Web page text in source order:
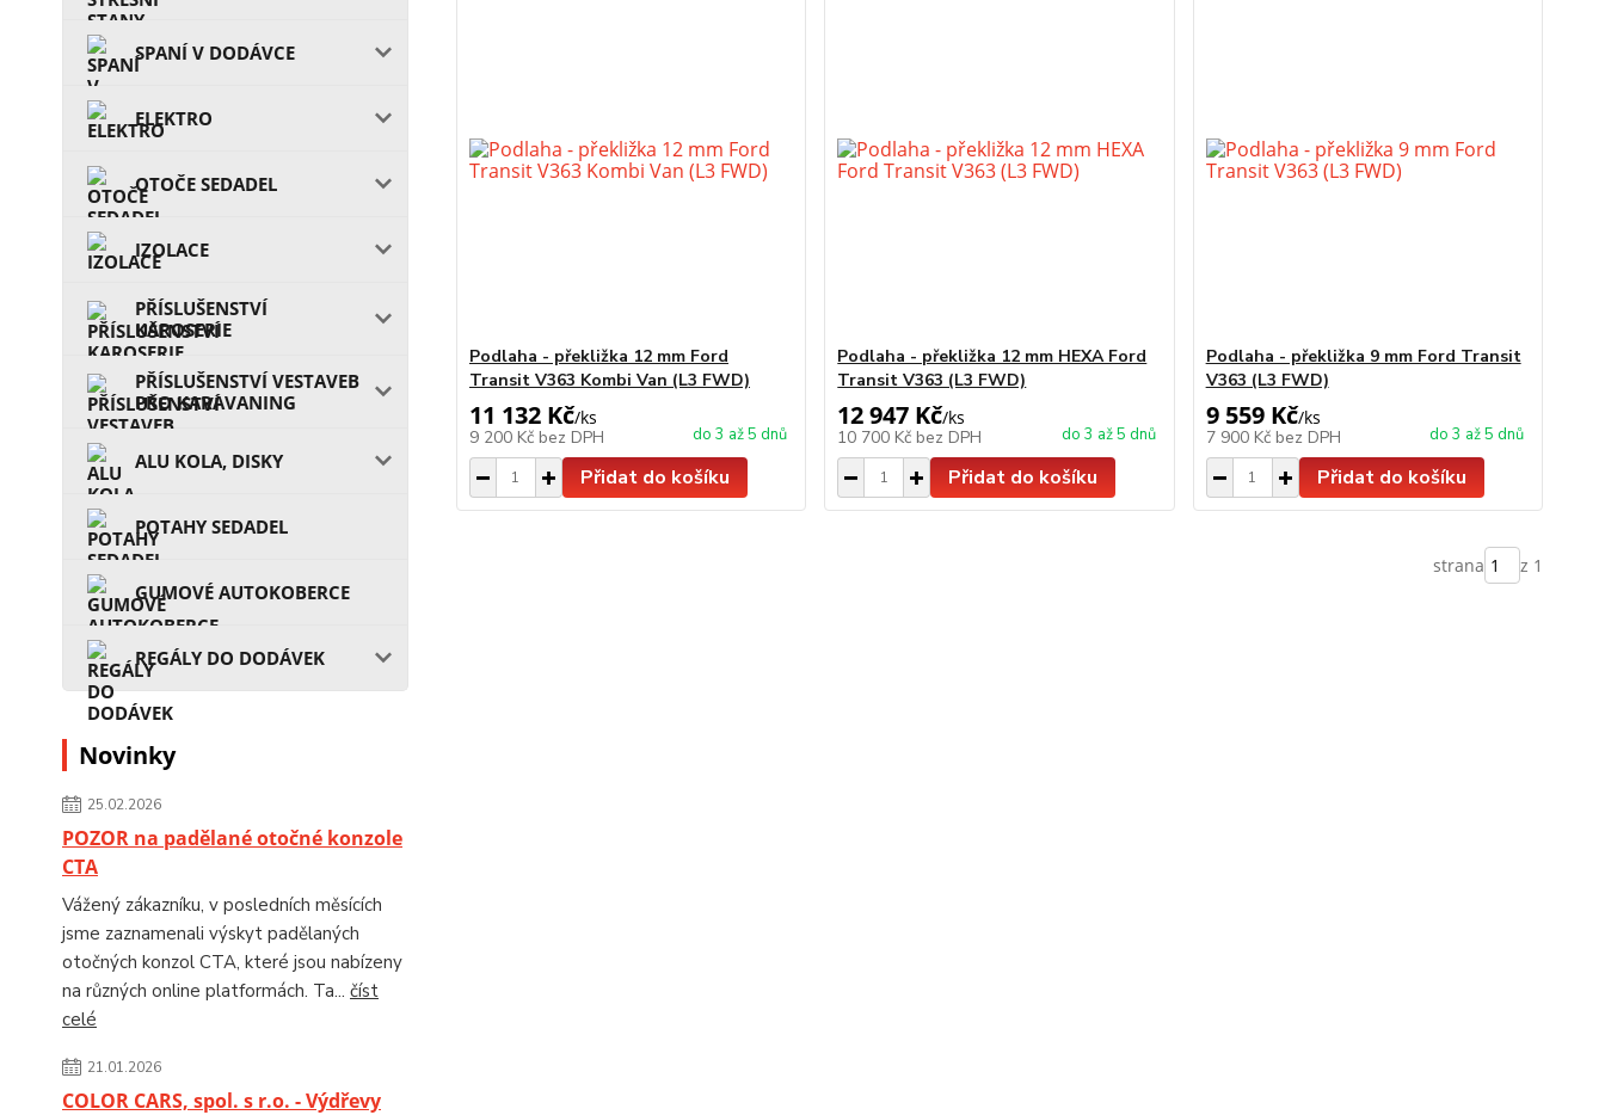
SPANÍ V DODÁVCE
ELEKTRO
OTOČE SEDADEL
IZOLACE
PŘÍSLUŠENSTVÍ
KAROSERIE
PŘÍSLUŠENSTVÍ VESTAVEB
PRO KARAVANING
ALU KOLA, DISKY
POTAHY SEDADEL
GUMOVÉ AUTOKOBERCE
REGÁLY DO DODÁVEK
Novinky
25.02.2026
POZOR na padělané otočné konzole
CTA
Vážený zákazníku, v posledních měsících
jsme zaznamenali výskyt padělaných
otočných konzol CTA, které jsou nabízeny
na různých online platformách. Ta... číst
celé
21.01.2026
COLOR CARS, spol. s r.o. - Výdřevy
Podlaha - překližka 12 mm Ford
Transit V363 Kombi Van (L3 FWD)
11 132 Kč/ks
9 200 Kč bez DPH do 3 až 5 dnů
Přidat do košíku
Podlaha - překližka 12 mm HEXA Ford
Transit V363 (L3 FWD)
12 947 Kč/ks
10 700 Kč bez DPH do 3 až 5 dnů
Přidat do košíku
Podlaha - překližka 9 mm Ford Transit
V363 (L3 FWD)
9 559 Kč/ks
7 900 Kč bez DPH do 3 až 5 dnů
Přidat do košíku
strana z 1